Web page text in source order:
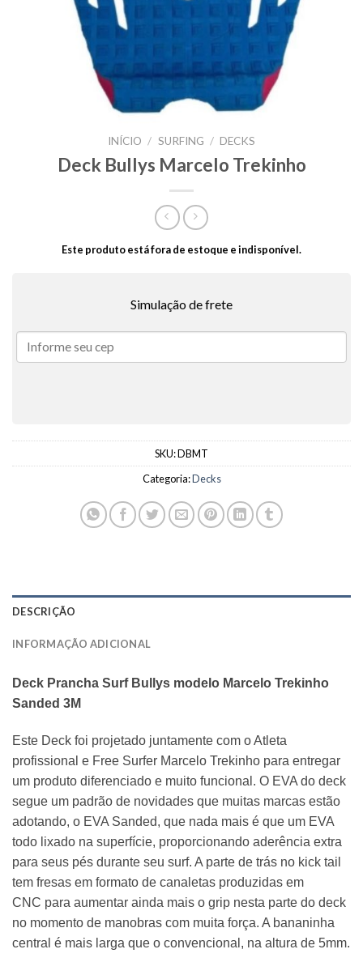
INÍCIO / SURFING / DECKS
Deck Bullys Marcelo Trekinho
Este produto está fora de estoque e indisponível.
Simulação de frete
SKU:DBMT
Categoria:Decks
DESCRIÇÃO
INFORMAÇÃO ADICIONAL
Deck Prancha Surf Bullys modelo Marcelo Trekinho
Sanded 3M
Este Deck foi projetado juntamente com o Atleta
profissional e Free Surfer Marcelo Trekinho para entregar
um produto diferenciado e muito funcional. O EVA do deck
segue um padrão de novidades que muitas marcas estão
adotando, o EVA Sanded, que nada mais é que um EVA
todo lixado na superfície, proporcionando aderência extra
para seus pés durante seu surf. A parte de trás no kick tail
tem fresas em formato de canaletas produzidas em
CNC para aumentar ainda mais o grip nesta parte do deck
no momento de manobras com muita força. A bananinha
central é mais larga que o convencional, na altura de 5mm.